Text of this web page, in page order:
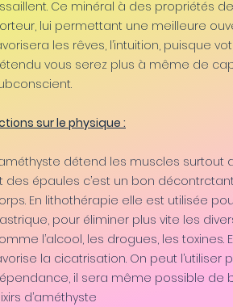
Ce minéral à des propriétés
lui permettant une meilleure
les rêves, l’intuition, puisque
vous serez plus à même de
sur le physique :
détend les muscles surtout
des épaules c’est un bon
En lithothérapie elle est utilisée
pour éliminer plus vite les
l’alcool, les drogues, les toxines.
la cicatrisation. On peut
il sera même possible de
d’améthyste